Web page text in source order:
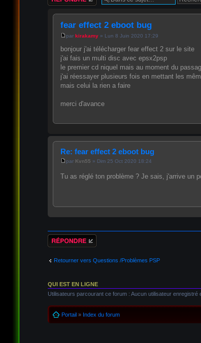
fear effect 2 eboot bug
par kirakamy» Lun 8 Juin 2020 17:29
bonjour j'ai télécharger fear effect 2 sur le site
j'ai fais un multi disc avec epsx2psp
le premier cd niquel mais au moment du
j'ai réessayer plusieurs fois en mettant les
mais celui la rien a faire
merci d'avance
Re: fear effect 2 eboot bug
par Kvn55 » Dim 25 Oct 2020 18:24
Tu as réglé ton problème ? Je sais, j'arrive un
Répondre
Retourner vers Questions /Problèmes PSP
QUI EST EN LIGNE
Utilisateurs parcourant ce forum : Aucun utilisateur enregistré
Portail» Index du forum